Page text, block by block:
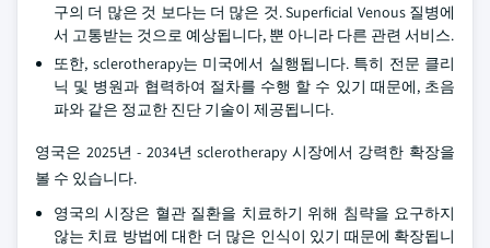
구의 더 많은 것 보다는 더 많은 것. Superficial Venous 질병에
서 고통받는 것으로 예상됩니다, 뿐 아니라 다른 관련 서비스.
또한, sclerotherapy는 미국에서 실행됩니다. 특히 전문 클리
닉 및 병원과 협력하여 절차를 수행 할 수 있기 때문에, 초음
파와 같은 정교한 진단 기술이 제공됩니다.
영국은 2025년 - 2034년 sclerotherapy 시장에서 강력한 확장을
볼 수 있습니다.
영국의 시장은 혈관 질환을 치료하기 위해 침략을 요구하지
않는 치료 방법에 대한 더 많은 인식이 있기 때문에 확장됩니